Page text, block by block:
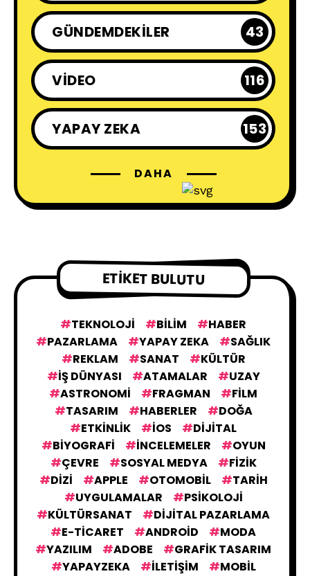
GÜNDEMDEKILER 43
VIDEO 116
YAPAY ZEKA 153
DAHA
ETIKET BULUTU
TEKNOLOJI BILIM
HABER
PAZARLAMA
YAPAY ZEKA
SAĞLIK
REKLAM
SANAT
KÜLTÜR
IŞ DÜNYASI
ATAMALAR
UZAY
ASTRONOMI
FRAGMAN
FILM
TASARIM
HABERLER
DOĞA
ETKINLIK
IOS
DIJITAL
BIYOGRAFI
İNCELEMELER
OYUN
ÇEVRE
SOSYAL MEDYA
FIZIK
DIZI
APPLE OTOMOBIL
TARIH
UYGULAMALAR
PSIKOLOJI
KÜLTÜRSANAT
DIJITAL PAZARLAMA
E-TICARET
ANDROID
MODA
YAZILIM
ADOBE
GRAFIK TASARIM
YAPAYZEKA
İLETIŞIM
MOBIL